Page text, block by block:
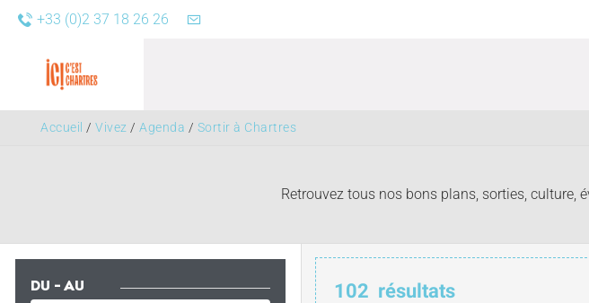
+33 (0)2 37 18 26 26
Accueil / Vivez / Agenda / Sortir à Chartres
Retrouvez tous nos bons plans, sorties, culture,
DU - AU 102 résultats